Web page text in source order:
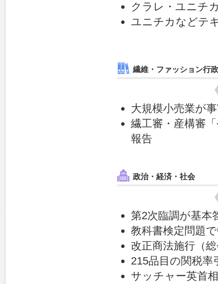
クラレ・ユニチ
ユニチカなどテ
繊維・ファッション行政
大規模小売業が
繊工審・産構審
報告
政治・経済・社会
第2次臨調が基本
教科書検定問題
改正商法施行（
215品目の関税
サッチャー英首